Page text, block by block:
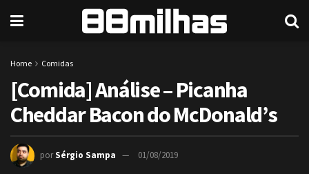
Home Comidas
[Comida] Análise – Picanha
Cheddar Bacon do McDonald’s
porSérgio Sampa 01/08/2019